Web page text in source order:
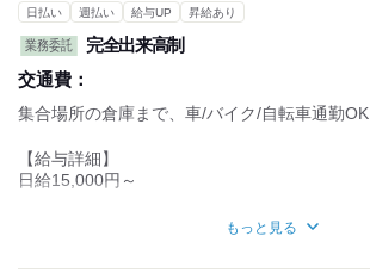
日払い 週払い 給与UP 昇給あり
業務委託
完全出来高制
交通費：
集合場所の倉庫まで、車/バイク/自転車通勤OK
【給与詳細】
日給15,000円～
もっと見る